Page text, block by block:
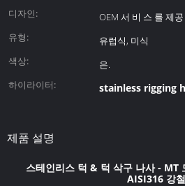
디자인:
OEM 서 비 스 를 제
유형:
유럽식, 미식
색상:
은.
하이라이터:
stainless rigging
제품 설명
스테인리스 턱 & 턱 삭구 나사 - MT
AISI316 강철